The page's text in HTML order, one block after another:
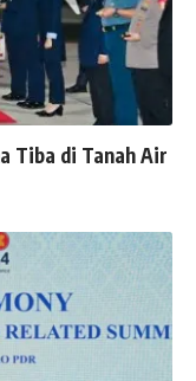
Tiba di Tanah Air